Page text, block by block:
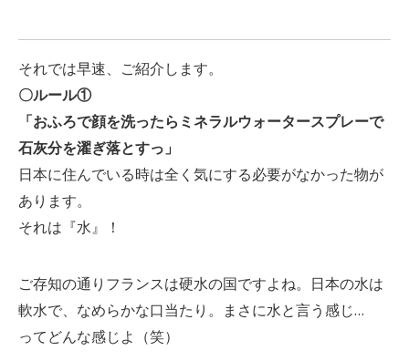
それでは早速、ご紹介します。
〇ルール①
「おふろで顔を洗ったらミネラルウォータースプレーで
石灰分を濯ぎ落とすっ」
日本に住んでいる時は全く気にする必要がなかった物が
あります。
それは『水』！
ご存知の通りフランスは硬水の国ですよね。日本の水は
軟水で、なめらかな口当たり。まさに水と言う感じ…
ってどんな感じよ（笑）